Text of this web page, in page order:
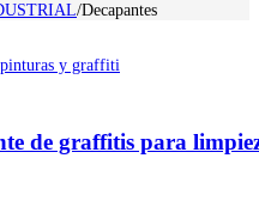
/Decapantes
de graffitis para